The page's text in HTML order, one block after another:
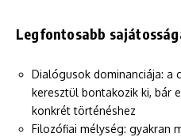
Legfontosabb
Dialógusok dominanciája: a
keresztül bontakozik ki, bár
konkrét történéshez
Filozófiai mélység: gyakran